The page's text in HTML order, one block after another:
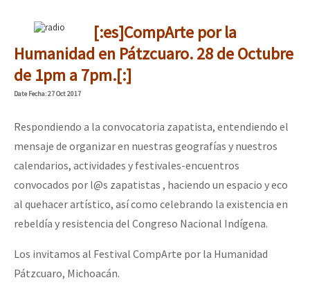
[:es]CompArte por la
Humanidad en Pátzcuaro. 28 de Octubre
de 1pm a 7pm.[:]
DateFecha: 27 Oct 2017
Respondiendo a la convocatoria zapatista, entendiendo el
mensaje de organizar en nuestras geografías y nuestros
calendarios, actividades y festivales-encuentros
convocados por l@s zapatistas , haciendo un espacio y eco
al quehacer artístico, así como celebrando la existencia en
rebeldía y resistencia del Congreso Nacional Indígena.
Los invitamos al Festival CompArte por la Humanidad
Pátzcuaro, Michoacán.